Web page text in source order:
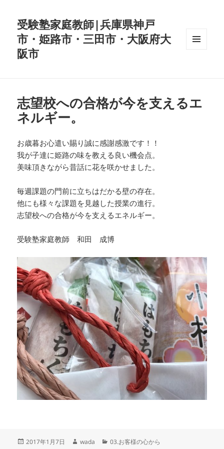
受験塾家庭教師|兵庫県神戸
市・姫路市・三田市・大阪府大
阪市
志望校への合格が今を支えるエ
ネルギー。
お歳暮お心遣い賜り誠に感謝感激です！！
我が子達に姫路の味を教える良い機会点。
美味頂きながら昔話に花を咲かせました。
毎週課題の門前に立ちはだかる壁の存在。
他にも様々な課題を見越した授業の進行。
志望校への合格が今を支えるエネルギー。
受験塾家庭教師 和田 成博
投
2017年1月7日
作
wada
カ
03.お客様の心から